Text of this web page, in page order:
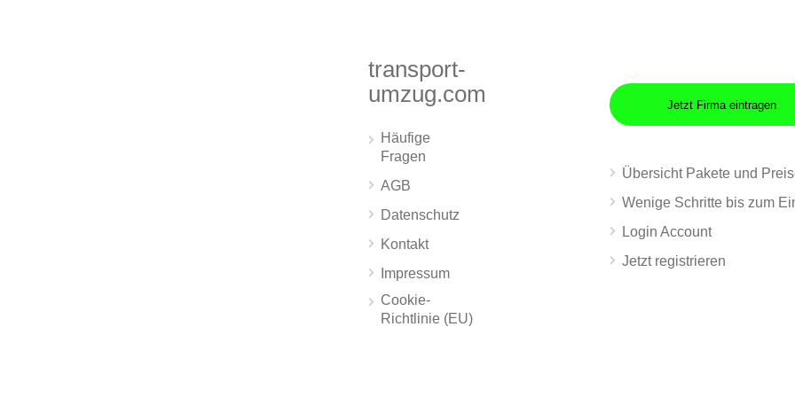
transport-
umzug.com
Häufige
Fragen
AGB
Datenschutz
Kontakt
Impressum
Cookie-
Richtlinie (EU)
Jetzt Firma eintragen
Übersicht Pakete und
Wenige Schritte bis zum
Login Account
Jetzt registrieren